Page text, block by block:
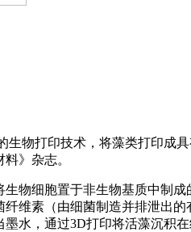
生物打印技术，将藻类打印成
料》杂志。
物细胞置于非生物基质中制成
维素（由细菌制造并排泄出的
水，通过3D打印将活藻沉积在